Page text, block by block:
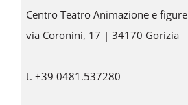
Centro Teatro Animazione e figure
via Coronini, 17 | 34170 Gorizia
t. +39 0481.537280